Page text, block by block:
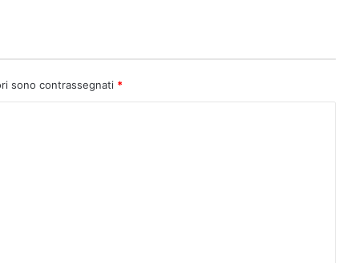
sono contrassegnati *